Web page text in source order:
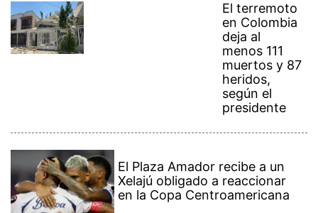
El terremoto
en Colombia
deja al
menos 111
muertos y 87
heridos,
según el
presidente
El Plaza Amador recibe a un
Xelajú obligado a reaccionar
en la Copa Centroamericana